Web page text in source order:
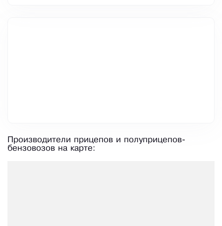
Производители прицепов и полуприцепов-
бензовозов на карте: